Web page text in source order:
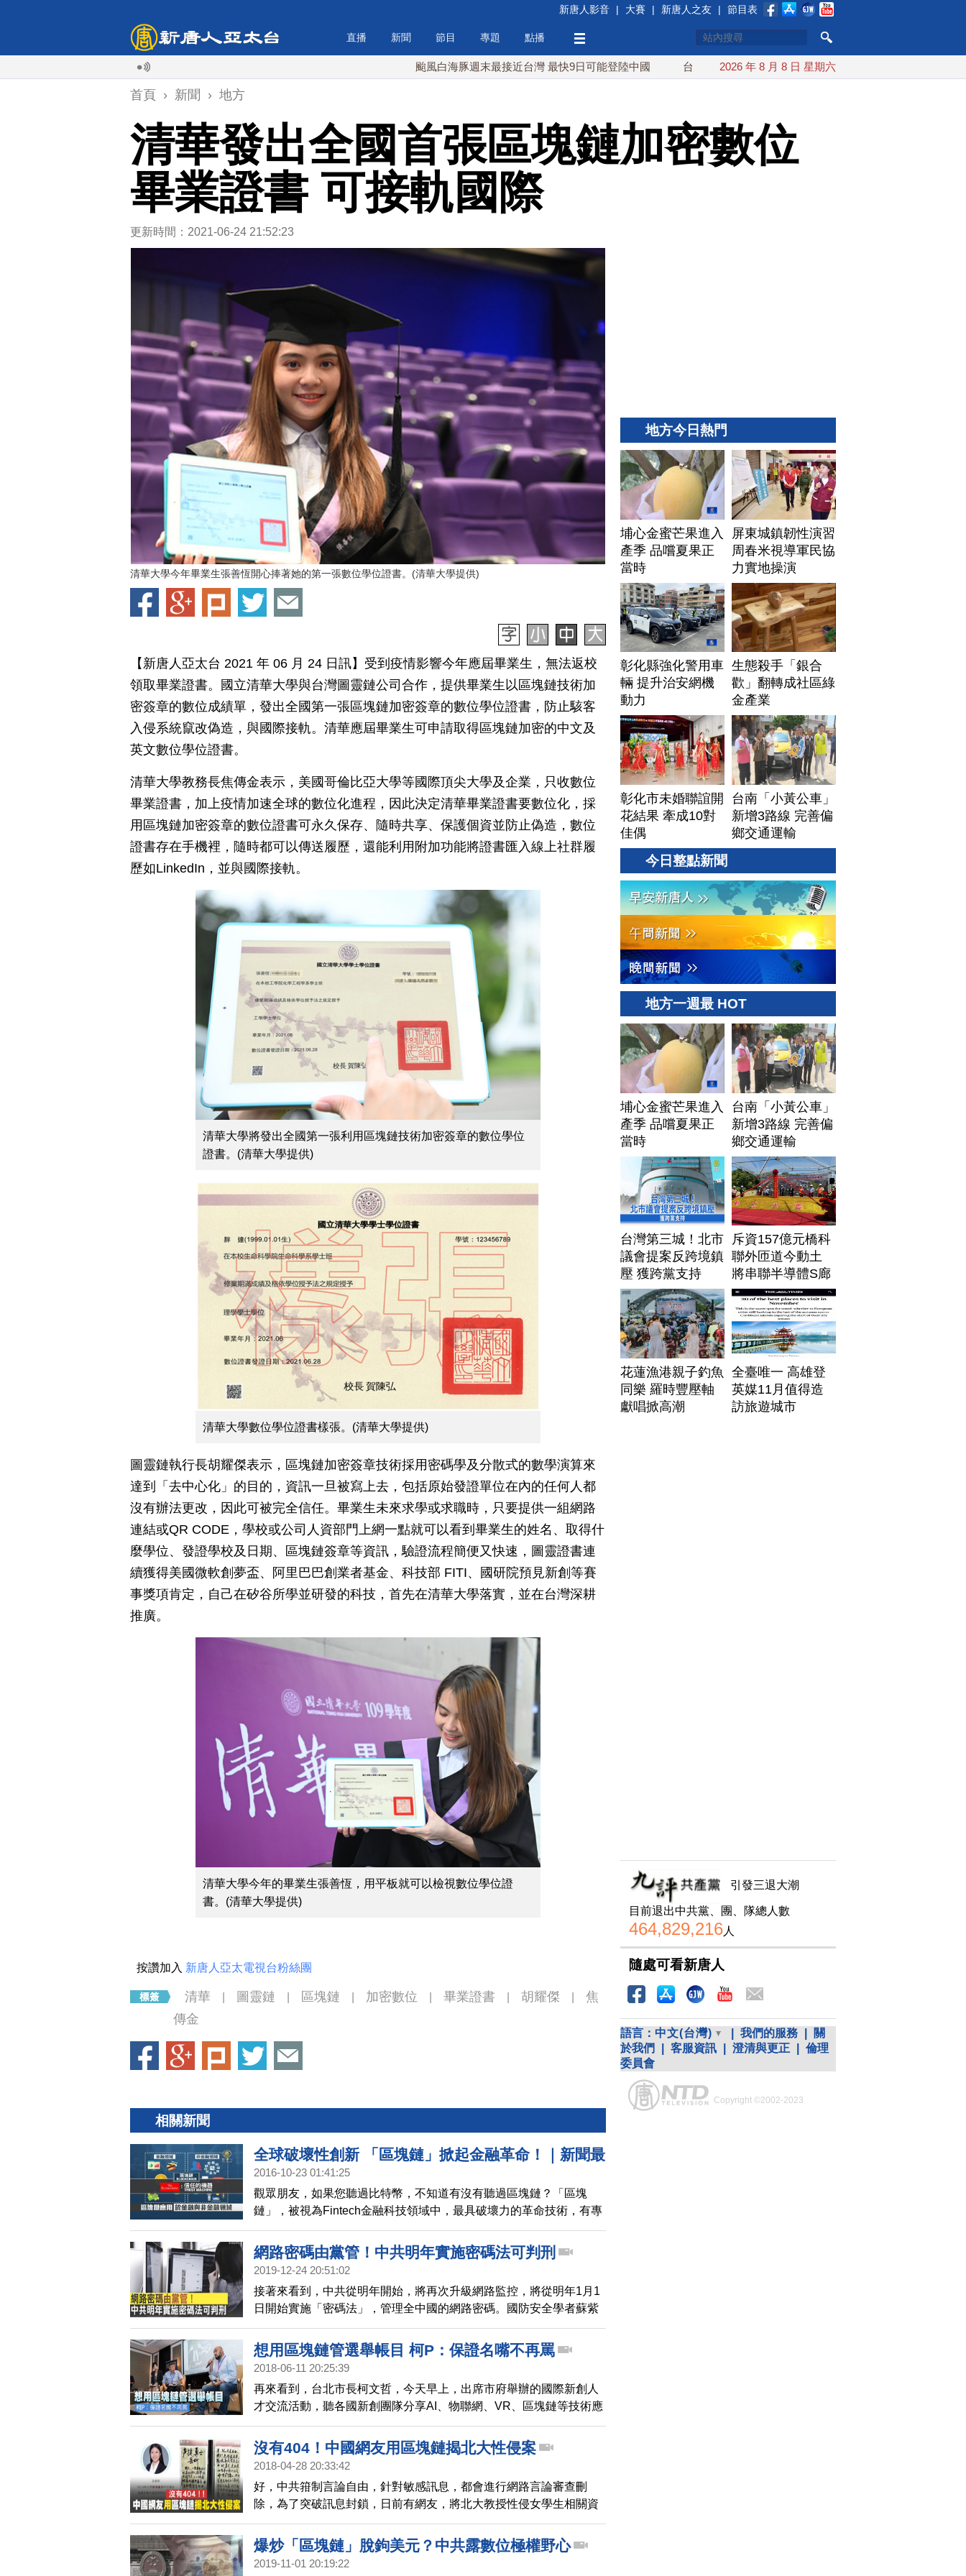
新唐人影音 | 大賽 | 新唐人之友 | 節目表
直播 新聞 節目 專題 點播
颱風白海豚週末最接近台灣 最快9日可能登陸中國 台灣漢光首結合城鎮演習 AIT連續發文讚「韌性台灣」
2026 年 8 月 8 日 星期六
首頁 › 新聞 › 地方
清華發出全國首張區塊鏈加密數位
畢業證書 可接軌國際
更新時間：2021-06-24 21:52:23
清華大學今年畢業生張善恆開心捧著她的第一張數位學位證書。(清華大學提供)
【新唐人亞太台 2021 年 06 月 24 日訊】受到疫情影響今年應屆畢業生，無法返校
領取畢業證書。國立清華大學與台灣圖靈鏈公司合作，提供畢業生以區塊鏈技術加
密簽章的數位成績單，發出全國第一張區塊鏈加密簽章的數位學位證書，防止駭客
入侵系統竄改偽造，與國際接軌。清華應屆畢業生可申請取得區塊鏈加密的中文及
英文數位學位證書。
清華大學教務長焦傳金表示，美國哥倫比亞大學等國際頂尖大學及企業，只收數位
畢業證書，加上疫情加速全球的數位化進程，因此決定清華畢業證書要數位化，採
用區塊鏈加密簽章的數位證書可永久保存、隨時共享、保護個資並防止偽造，數位
證書存在手機裡，隨時都可以傳送履歷，還能利用附加功能將證書匯入線上社群履
歷如LinkedIn，並與國際接軌。
清華大學將發出全國第一張利用區塊鏈技術加密簽章的數位學位
證書。(清華大學提供)
清華大學數位學位證書樣張。(清華大學提供)
圖靈鏈執行長胡耀傑表示，區塊鏈加密簽章技術採用密碼學及分散式的數學演算來
達到「去中心化」的目的，資訊一旦被寫上去，包括原始發證單位在內的任何人都
沒有辦法更改，因此可被完全信任。畢業生未來求學或求職時，只要提供一組網路
連結或QR CODE，學校或公司人資部門上網一點就可以看到畢業生的姓名、取得什
麼學位、發證學校及日期、區塊鏈簽章等資訊，驗證流程簡便又快速，圖靈證書連
續獲得美國微軟創夢盃、阿里巴巴創業者基金、科技部 FITI、國研院預見新創等賽
事獎項肯定，自己在矽谷所學並研發的科技，首先在清華大學落實，並在台灣深耕
推廣。
清華大學今年的畢業生張善恆，用平板就可以檢視數位學位證
書。(清華大學提供)
按讚加入 新唐人亞太電視台粉絲團
清華 圖靈鏈 區塊鏈 加密數位 畢業證書 胡耀傑
焦
傳金
相關新聞
全球破壞性創新 「區塊鏈」掀起金融革命！｜新聞最
聚焦
2016-10-23 01:41:25
觀眾朋友，如果您聽過比特幣，不知道有沒有聽過區塊鏈？「區塊
鏈」，被視為Fintech金融科技領域中，最具破壞力的革命技術，有專
家就這樣說，區塊鏈，不只會搶走銀行、金融交易和信用卡公司的生
意，也會改變所有交易流程，到底甚麼是區塊鏈，帶您來看。
網路密碼由黨管！中共明年實施密碼法可判刑
2019-12-24 20:51:02
接著來看到，中共從明年開始，將再次升級網路監控，將從明年1月1
日開始實施「密碼法」，管理全中國的網路密碼。國防安全學者蘇紫
雲表示，中共這是要全面掌控所有網路訊息，日後可能連秘密通訊都
會有問題，這才是最恐怖的。
想用區塊鏈管選舉帳目 柯P：保證名嘴不再罵
2018-06-11 20:25:39
再來看到，台北市長柯文哲，今天早上，出席市府舉辦的國際新創人
才交流活動，聽各國新創團隊分享AI、物聯網、VR、區塊鏈等技術應
用，希望透過活動，將世界新創能量引進台北市，也讓台北的各領域
產業，與國際團隊媒合。
沒有404！中國網友用區塊鏈揭北大性侵案
2018-04-28 20:33:42
好，中共箝制言論自由，針對敏感訊息，都會進行網路言論審查刪
除，為了突破訊息封鎖，日前有網友，將北大教授性侵女學生相關資
料，放在虛擬貨幣交易網上，運用區塊鏈技術，讓訊息無法被刪除，
包括外媒《Fortune》《bloomberg》都跟進報導，消息也引發中國網
友熱議。
爆炒「區塊鏈」脫鉤美元？中共露數位極權野心
2019-11-01 20:19:22
地方今日熱門
埔心金蜜芒果進入
產季 品嚐夏果正
當時
屏東城鎮韌性演習
周春米視導軍民協
力實地操演
彰化縣強化警用車
輛 提升治安網機
動力
生態殺手「銀合
歡」翻轉成社區綠
金產業
彰化市未婚聯誼開
花結果 牽成10對
佳偶
台南「小黃公車」
新增3路線 完善偏
鄉交通運輸
今日整點新聞
地方一週最 HOT
埔心金蜜芒果進入
產季 品嚐夏果正
當時
台南「小黃公車」
新增3路線 完善偏
鄉交通運輸
台灣第三城！北市
議會提案反跨境鎮
壓 獲跨黨支持
斥資157億元橋科
聯外匝道今動土
將串聯半導體S廊
帶
花蓮漁港親子釣魚
同樂 羅時豐壓軸
獻唱掀高潮
全臺唯一 高雄登
英媒11月值得造
訪旅遊城市
引發三退大潮
目前退出中共黨、團、隊總人數
464,829,216人
隨處可看新唐人
語言： 中文(台灣) 我們的服務
關
於我們
客服資訊 澄清與更正
倫理
委員會
Copyright ©2002-2023